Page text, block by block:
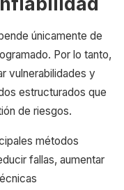
únicamente de
Por lo tanto,
vulnerabilidades y
estructurados que
de riesgos.
métodos
fallas, aumentar